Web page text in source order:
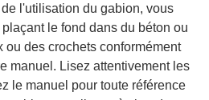
l'utilisation du gabion, vous
le fond dans du béton ou
ou des crochets conformément
manuel. Lisez attentivement les
le manuel pour toute référence